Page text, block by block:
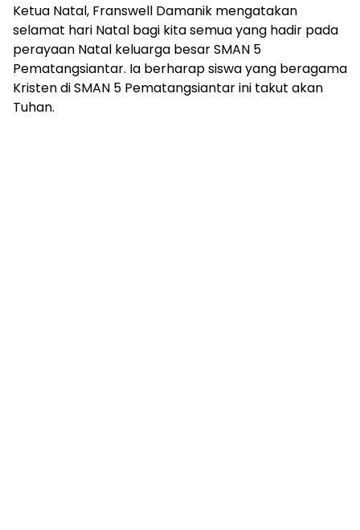
Ketua Natal, Franswell Damanik mengatakan
selamat hari Natal bagi kita semua yang hadir pada
perayaan Natal keluarga besar SMAN 5
Pematangsiantar. Ia berharap siswa yang beragama
Kristen di SMAN 5 Pematangsiantar ini takut akan
Tuhan.